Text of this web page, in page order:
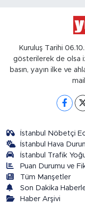
Kuruluş Tarihi
gösterilerek de olsa
basın, yayın ilke ve
İstanbul Nöbetçi
İstanbul Hava
İstanbul Trafik
Puan Durumu ve
Tüm Manşetler
Son Dakika
Haber Arşivi